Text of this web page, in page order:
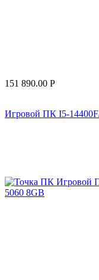
151 890.00 Р
Игровой ПК I5-